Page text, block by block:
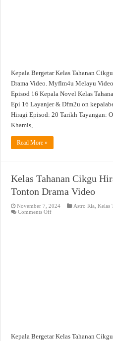
Kepala Bergetar Kelas Tahanan
Drama Video. Myflm4u Melayu
Episod 16 Kepala Novel Kelas
Epi 16 Layanjer & Dfm2u on
Hiragi Episod: 20 Tarikh Tayangan:
Khamis, …
Read More »
Kelas Tahanan Cikgu
Tonton Drama Video
November 7, 2024 Astro Ria ,Kelas
Comments Offon
Kepala Bergetar Kelas Tahanan